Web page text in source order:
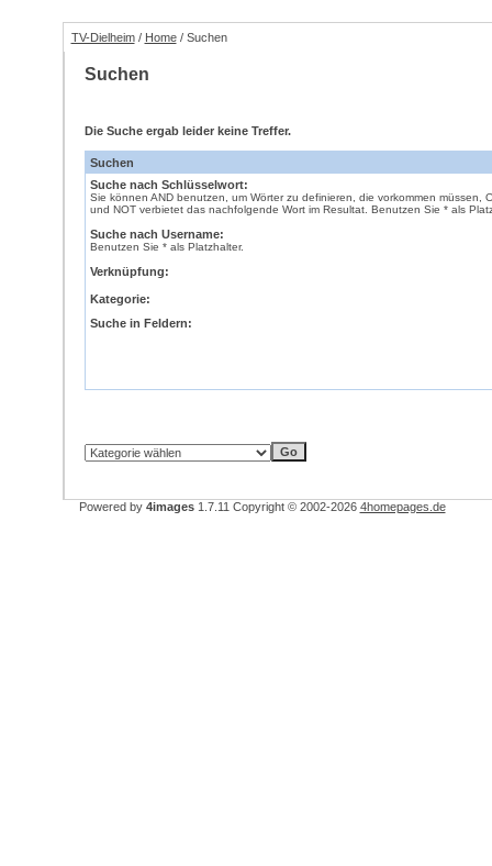
TV-Dielheim/ Home/ Suchen
Suchen
Die Suche ergab leider keine Treffer.
Suchen
Suche nach Schlüsselwort:
Sie können AND benutzen, um Wörter zu definieren, die vorkommen müssen,
und NOT verbietet das nachfolgende Wort im Resultat. Benutzen Sie * als
Suche nach Username:
Benutzen Sie * als Platzhalter.
Verknüpfung:
Kategorie:
Suche in Feldern:
Powered by 4images1.7.11 Copyright © 2002-2026 4homepages.de